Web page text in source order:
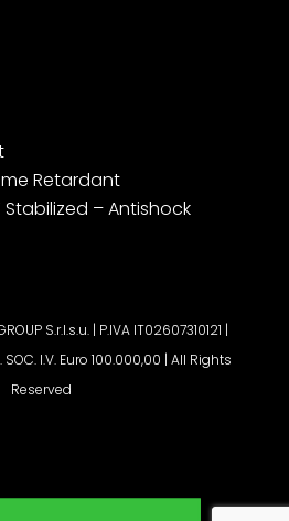
Retardant
– Antishock
S.r.l.s.u. | P.IVA IT02607310121 |
SOC. I.V. Euro 100.000,00 | All Rights
Reserved